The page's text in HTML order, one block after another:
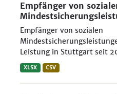
Empfänger von
Empfänger von sozialen
Leistung in Stuttgart seit
XLSX CSV